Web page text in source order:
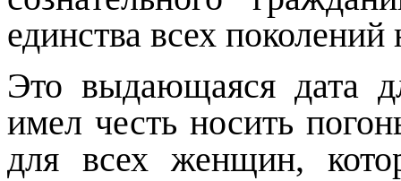
единства всех
Это выдающаяся дата
имел честь носить
для всех женщин,